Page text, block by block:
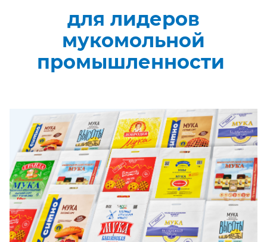
для лидеров
мукомольной
промышленности